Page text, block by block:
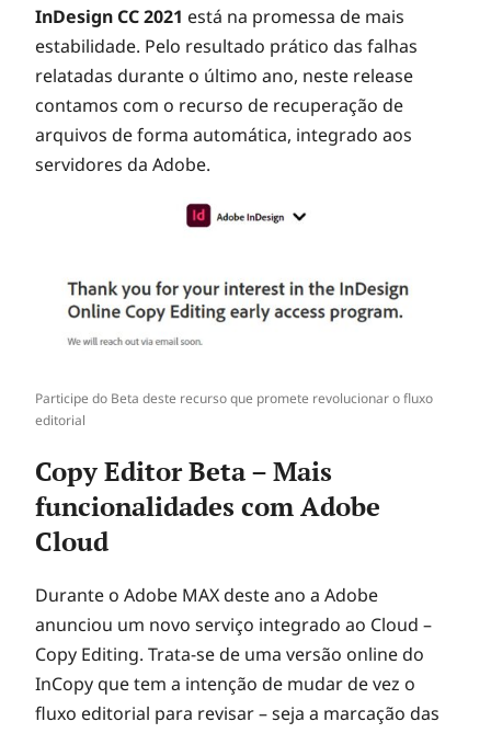
InDesign CC 2021 está na promessa de mais
estabilidade. Pelo resultado prático das falhas
relatadas durante o último ano, neste release
contamos com o recurso de recuperação de
arquivos de forma automática, integrado aos
servidores da Adobe.
Participe do Beta deste recurso que promete revolucionar o fluxo
editorial
Copy Editor Beta – Mais
funcionalidades com Adobe
Cloud
Durante o Adobe MAX deste ano a Adobe
anunciou um novo serviço integrado ao Cloud –
Copy Editing. Trata-se de uma versão online do
InCopy que tem a intenção de mudar de vez o
fluxo editorial para revisar – seja a marcação das